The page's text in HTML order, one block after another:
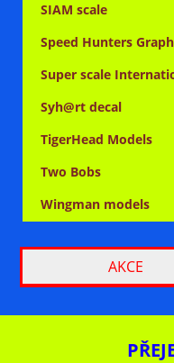
SIAM scale
Speed Hunters
Super scale
Syh@rt decal
TigerHead Models
Two Bobs
Wingman models
AKCE